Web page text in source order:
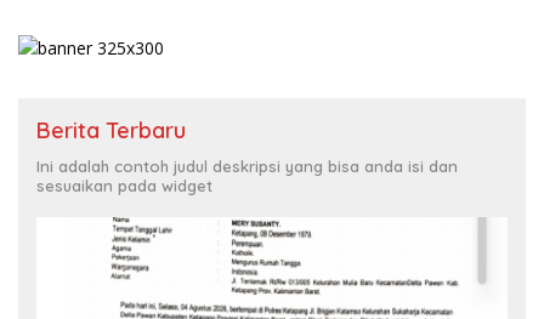
Berita Terbaru
Ini adalah contoh judul deskripsi yang bisa anda isi dan
sesuaikan pada widget